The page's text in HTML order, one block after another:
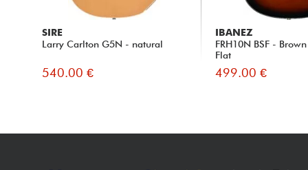
SIRE
Larry Carlton G5N - natural
540.00 €
IBANEZ
FRH10N BSF -
Flat
499.00 €